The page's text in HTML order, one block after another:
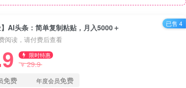
】AI头条：简单复制粘贴，月入5000＋
阅读，请付费后查看
限时特惠
￥29.9
免费 年度会员免费
已售 4